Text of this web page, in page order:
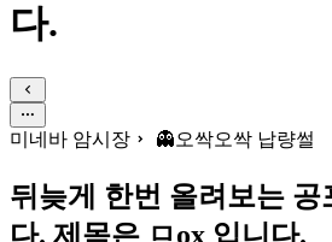
다.
미네바 암시장 👻오싹오싹 납량썰
뒤늦게 한번 올려보는 공
다. 제목은 ㅁox 입니다.